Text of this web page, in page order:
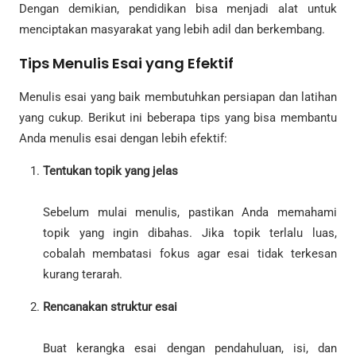
Dengan demikian, pendidikan bisa menjadi alat untuk
menciptakan masyarakat yang lebih adil dan berkembang.
Tips Menulis Esai yang Efektif
Menulis esai yang baik membutuhkan persiapan dan latihan
yang cukup. Berikut ini beberapa tips yang bisa membantu
Anda menulis esai dengan lebih efektif:
Tentukan topik yang jelas
Sebelum mulai menulis, pastikan Anda memahami
topik yang ingin dibahas. Jika topik terlalu luas,
cobalah membatasi fokus agar esai tidak terkesan
kurang terarah.
Rencanakan struktur esai
Buat kerangka esai dengan pendahuluan, isi, dan